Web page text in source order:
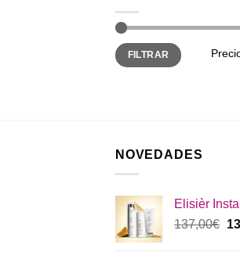
Precio
mínimo
Precio
máximo
FILTRAR
NOVEDADES
Elisièr
137,00€ El